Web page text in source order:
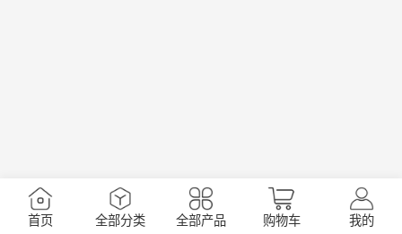
首页 全部分类 全部产品 购物车 我的